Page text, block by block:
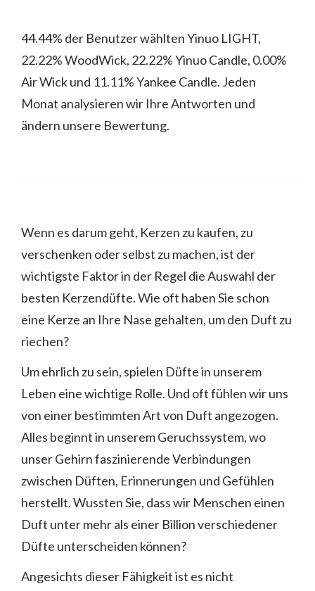
44.44% der Benutzer wählten Yinuo LIGHT,
22.22% WoodWick, 22.22% Yinuo Candle, 0.00%
Air Wick und 11.11% Yankee Candle. Jeden
Monat analysieren wir Ihre Antworten und
ändern unsere Bewertung.
Wenn es darum geht, Kerzen zu kaufen, zu
verschenken oder selbst zu machen, ist der
wichtigste Faktor in der Regel die Auswahl der
besten Kerzendüfte. Wie oft haben Sie schon
eine Kerze an Ihre Nase gehalten, um den Duft zu
riechen?
Um ehrlich zu sein, spielen Düfte in unserem
Leben eine wichtige Rolle. Und oft fühlen wir uns
von einer bestimmten Art von Duft angezogen.
Alles beginnt in unserem Geruchssystem, wo
unser Gehirn faszinierende Verbindungen
zwischen Düften, Erinnerungen und Gefühlen
herstellt. Wussten Sie, dass wir Menschen einen
Duft unter mehr als einer Billion verschiedener
Düfte unterscheiden können?
Angesichts dieser Fähigkeit ist es nicht